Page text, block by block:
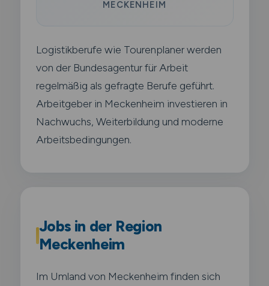
MECKENHEIM
Logistikberufe wie Tourenplaner werden
von der Bundesagentur für Arbeit
regelmäßig als gefragte Berufe geführt.
Arbeitgeber in Meckenheim investieren in
Nachwuchs, Weiterbildung und moderne
Arbeitsbedingungen.
Jobs in der Region
Meckenheim
Im Umland von Meckenheim finden sich